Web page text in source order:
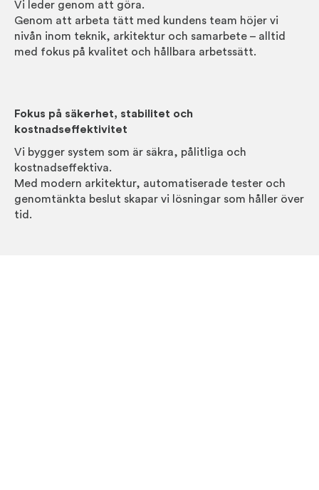
Vi leder genom att göra.
Genom att arbeta tätt med kundens team höjer vi
nivån inom teknik, arkitektur och samarbete – alltid
med fokus på kvalitet och hållbara arbetssätt.
Fokus på säkerhet, stabilitet och
kostnadseffektivitet
Vi bygger system som är säkra, pålitliga och
kostnadseffektiva.
Med modern arkitektur, automatiserade tester och
genomtänkta beslut skapar vi lösningar som håller över
tid.